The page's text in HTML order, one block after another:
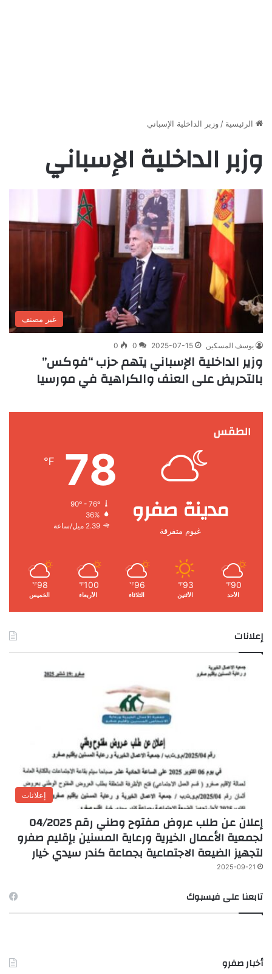
الرئيسية / وزبر الداخلية الإسباني
وزبر الداخلية الإسباني
غير مصنف
يوسف المسكين 2025-07-15
0
0
وزير الداخلية الإسباني يتهم حزب “فوكس”
بالتحريض على العنف والكراهية في مورسيا
الطقس
مدينة صفرو
غيوم متفرقة
78
℉
90º - 76º
36%
2.39 ميل/ساعة
90
℉
الأحد
93
℉
الأثنين
96
℉
الثلاثاء
100
℉
الأربعاء
98
℉
الخميس
إعلانات
إعلانات
إعلان عن طلب عروض مفتوح وطني رقم 04/2025
لجمعية الأعمال الخيرية ورعاية المسنين بإقليم صفرو
لتجهيز الضيعة الاجتماعية بجماعة كندر سيدي خيار
2025-09-21
تابعنا على فيسبوك
أخبار صفرو